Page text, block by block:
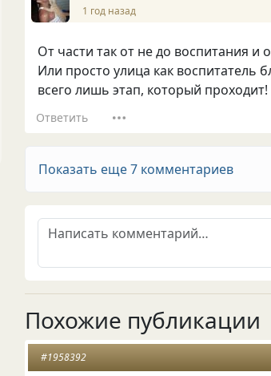
1 год назад
От части так от не до воспитания и
Или просто улица как воспитатель
всего лишь этап, который проходит!
Ответить
Показать еще 7 комментариев
Похожие публикации
#1958392